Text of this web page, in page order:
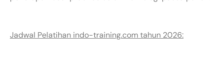
Jadwal Pelatihan indo-training.com tahun 2026: